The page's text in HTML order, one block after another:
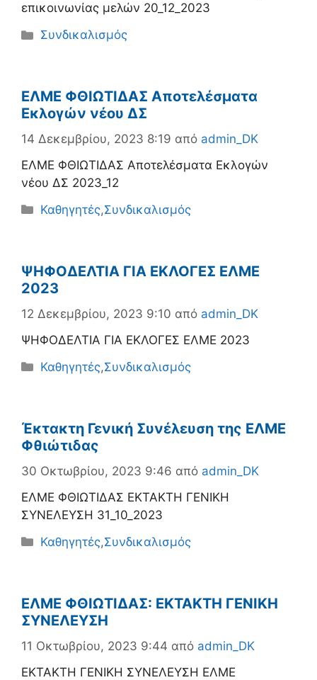
επικοινωνίας μελών 20_12_2023
Κατηγορίες
Συνδικαλισμός
ΕΛΜΕ ΦΘΙΩΤΙΔΑΣ Αποτελέσματα
Εκλογών νέου ΔΣ
14 Δεκεμβρίου, 2023 8:19 από admin_DK
ΕΛΜΕ ΦΘΙΩΤΙΔΑΣ Αποτελέσματα Εκλογών
νέου ΔΣ 2023_12
Κατηγορίες
Καθηγητές,Συνδικαλισμός
ΨΗΦΟΔΕΛΤΙΑ ΓΙΑ ΕΚΛΟΓΕΣ ΕΛΜΕ
2023
12 Δεκεμβρίου, 2023 9:10 από admin_DK
ΨΗΦΟΔΕΛΤΙΑ ΓΙΑ ΕΚΛΟΓΕΣ ΕΛΜΕ 2023
Κατηγορίες
Καθηγητές,Συνδικαλισμός
Έκτακτη Γενική Συνέλευση της ΕΛΜΕ
Φθιώτιδας
30 Οκτωβρίου, 2023 9:46 από admin_DK
ΕΛΜΕ ΦΘΙΩΤΙΔΑΣ ΕΚΤΑΚΤΗ ΓΕΝΙΚΗ
ΣΥΝΕΛΕΥΣΗ 31_10_2023
Κατηγορίες
Καθηγητές,Συνδικαλισμός
ΕΛΜΕ ΦΘΙΩΤΙΔΑΣ: ΕΚΤΑΚΤΗ ΓΕΝΙΚΗ
ΣΥΝΕΛΕΥΣΗ
11 Οκτωβρίου, 2023 9:44 από admin_DK
ΕΚΤΑΚΤΗ ΓΕΝΙΚΗ ΣΥΝΕΛΕΥΣΗ ΕΛΜΕ